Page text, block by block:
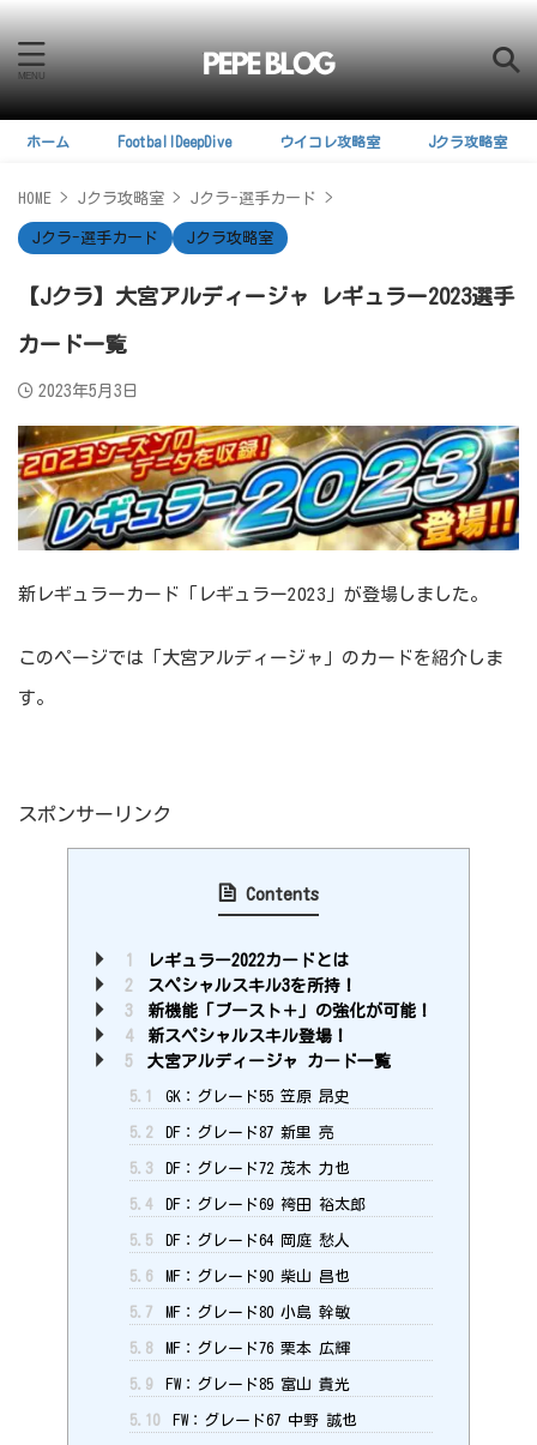
ホーム FootballDeepDive ウイコレ攻略室 Jクラ攻略室
HOME > Jクラ攻略室 > Jクラ-選手カード >
Jクラ-選手カード Jクラ攻略室
【Jクラ】大宮アルディージャ レギュラー2023選手
カード一覧
2023年5月3日
新レギュラーカード「レギュラー2023」が登場しました。
このページでは「大宮アルディージャ」のカードを紹介しま
す。
スポンサーリンク
Contents
1
レギュラー2022カードとは
2
スペシャルスキル3を所持！
3
新機能「ブースト＋」の強化が可能！
4
新スペシャルスキル登場！
5
大宮アルディージャ カード一覧
5.1 GK：グレード55 笠原 昂史
5.2 DF：グレード87 新里 亮
5.3 DF：グレード72 茂木 力也
5.4 DF：グレード69 袴田 裕太郎
5.5 DF：グレード64 岡庭 愁人
5.6 MF：グレード90 柴山 昌也
5.7 MF：グレード80 小島 幹敏
5.8 MF：グレード76 栗本 広輝
5.9 FW：グレード85 富山 貴光
5.10 FW：グレード67 中野 誠也